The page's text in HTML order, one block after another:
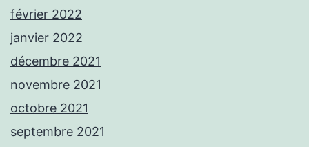
février 2022
janvier 2022
décembre 2021
novembre 2021
octobre 2021
septembre 2021